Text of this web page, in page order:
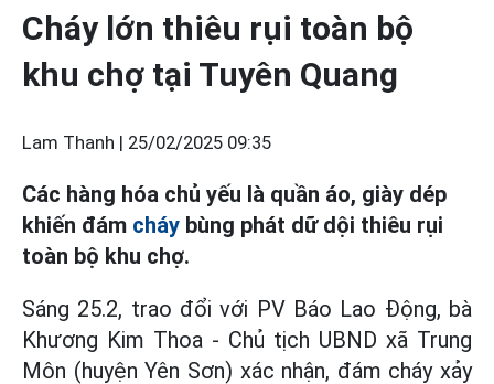
Cháy lớn thiêu rụi toàn bộ
khu chợ tại Tuyên Quang
Lam Thanh | 25/02/2025 09:35
Các hàng hóa chủ yếu là quần áo, giày dép
khiến đám cháy bùng phát dữ dội thiêu rụi
toàn bộ khu chợ.
Sáng 25.2, trao đổi với PV Báo Lao Động, bà
Khương Kim Thoa - Chủ tịch UBND xã Trung
Môn (huyện Yên Sơn) xác nhận, đám cháy xảy